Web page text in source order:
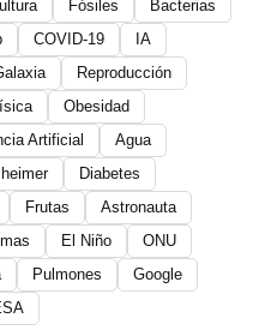
Fósiles
Bacterias
COVID-19
IA
Reproducción
Obesidad
Artificial
Agua
Diabetes
Frutas
Astronauta
El Niño
ONU
Pulmones
Google